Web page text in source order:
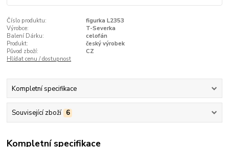
Číslo produktu:
figurka L2353
Výrobce:
T-Severka
Balení Dárku:
celofán
Produkt:
český výrobek
Původ zboží:
CZ
Hlídat cenu / dostupnost
Kompletní specifikace
Související zboží 6
Kompletní specifikace